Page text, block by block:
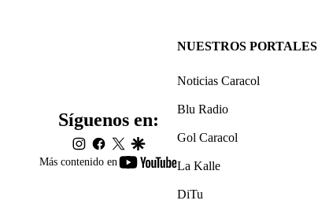
Más contenido en
youtube-
Síguenos en:
instagram
facebook
twittergoogle
NUESTROS PORTALES
Noticias Caracol
Blu Radio
Gol Caracol
La Kalle
DiTu